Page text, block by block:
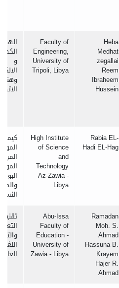
Heba
Medhat
zegallai
Reem
Ibraheem
Hussein
Faculty of
Engineering,
University of
Tripoli, Libya
و
Rabia EL-
Hadi EL-Hag
High Institute
of Science
and
Technology
Az-Zawia -
Libya
المواد
المواد
Ramadan
Moh. S.
Ahmad
Hassuna B.
Krayem
Hajer R.
Ahmad
Abu-Issa
Faculty of
Education -
University of
Zawia - Libya
تقنية
التعلم
اللغات